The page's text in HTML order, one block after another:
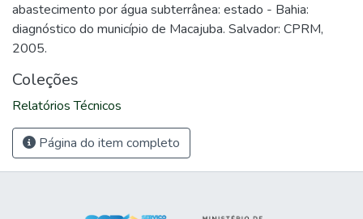
abastecimento por água subterrânea: estado - Bahia:
diagnóstico do município de Macajuba. Salvador: CPRM,
2005.
Coleções
Relatórios Técnicos
Página do item completo